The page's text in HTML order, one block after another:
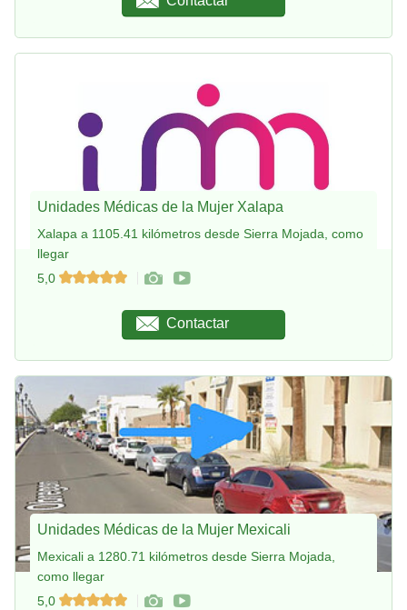
Unidades Médicas de la Mujer Xalapa
Xalapa a 1105.41 kilómetros desde Sierra Mojada, como
llegar
5,0
Contactar
Unidades Médicas de la Mujer Mexicali
Mexicali a 1280.71 kilómetros desde Sierra Mojada,
como llegar
5,0